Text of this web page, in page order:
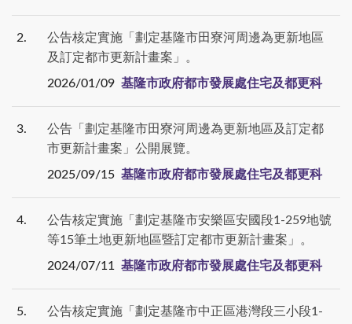
2
公告核定實施「劃定基隆市田寮河周邊為更新地區
及訂定都市更新計畫案」。
2026/01/09 基隆市政府都市發展處住宅及都更科
3
公告「劃定基隆市田寮河周邊為更新地區及訂定都
市更新計畫案」公開展覽。
2025/09/15 基隆市政府都市發展處住宅及都更科
4
公告核定實施「劃定基隆市安樂區安國段1-259地號
等15筆土地更新地區暨訂定都市更新計畫案」。
2024/07/11 基隆市政府都市發展處住宅及都更科
5
公告核定實施「劃定基隆市中正區港灣段三小段1-